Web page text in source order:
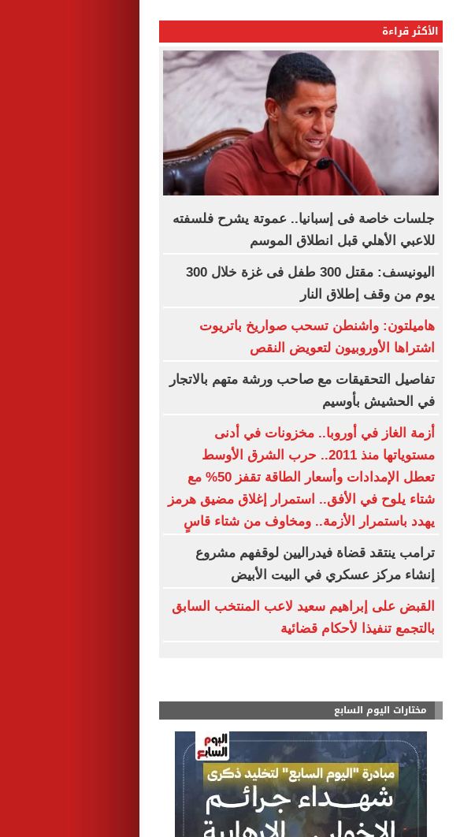
الأكثر قراءة
جلسات خاصة فى إسبانيا.. عموتة يشرح فلسفته
للاعبي الأهلي قبل انطلاق الموسم
اليونيسف: مقتل 300 طفل فى غزة خلال 300
يوم من وقف إطلاق النار
هاميلتون: واشنطن تسحب صواريخ باتريوت
اشتراها الأوروبيون لتعويض النقص
تفاصيل التحقيقات مع صاحب ورشة متهم بالاتجار
في الحشيش بأوسيم
أزمة الغاز في أوروبا.. مخزونات في أدنى
مستوياتها منذ 2011.. حرب الشرق الأوسط
تعطل الإمدادات وأسعار الطاقة تقفز 50% مع
شتاء يلوح في الأفق.. استمرار إغلاق مضيق هرمز
يهدد باستمرار الأزمة.. ومخاوف من شتاء قاسٍ
ترامب ينتقد قضاة فيدراليين لوقفهم مشروع
إنشاء مركز عسكري في البيت الأبيض
القبض على إبراهيم سعيد لاعب المنتخب السابق
بالتجمع تنفيذا لأحكام قضائية
مختارات اليوم السابع